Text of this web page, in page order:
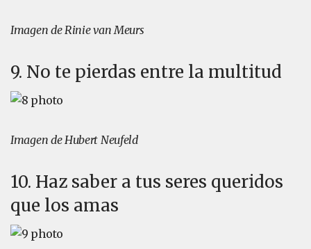
Imagen de Rinie van Meurs
9. No te pierdas entre la multitud
Imagen de Hubert Neufeld
10. Haz saber a tus seres queridos
que los amas